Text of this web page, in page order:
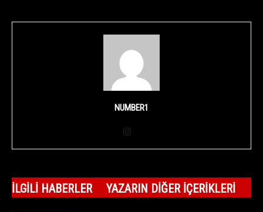
NUMBER1
İLGILI HABERLER YAZARIN DIĞER İÇERIKLERI